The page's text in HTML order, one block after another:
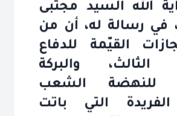
الله السيد مجتبى
في رسالة له، أن من
القيّمة للدفاع
الثالث، والبركة
للنهضة الشعب
الفريدة التي باتت